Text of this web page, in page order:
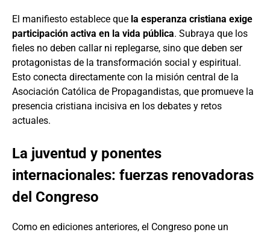
El manifiesto establece que la esperanza cristiana exige
participación activa en la vida pública. Subraya que los
fieles no deben callar ni replegarse, sino que deben ser
protagonistas de la transformación social y espiritual.
Esto conecta directamente con la misión central de la
Asociación Católica de Propagandistas, que promueve la
presencia cristiana incisiva en los debates y retos
actuales.
La juventud y ponentes
internacionales: fuerzas renovadoras
del Congreso
Como en ediciones anteriores, el Congreso pone un